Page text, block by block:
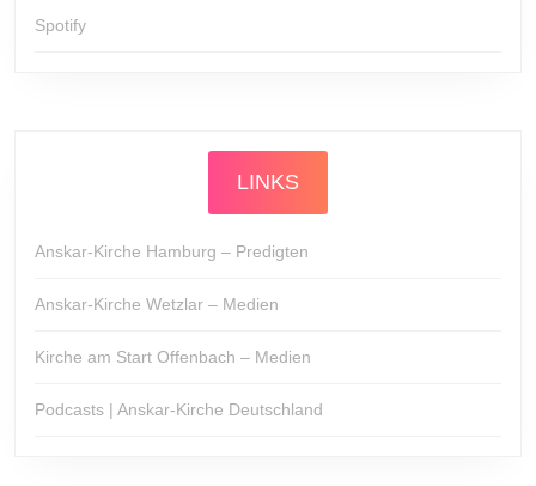
Spotify
LINKS
Anskar-Kirche Hamburg – Predigten
Anskar-Kirche Wetzlar – Medien
Kirche am Start Offenbach – Medien
Podcasts | Anskar-Kirche Deutschland